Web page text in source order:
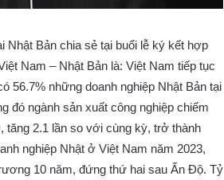
Bản chia sẻ tại buổi lễ ký kết hợp
Nam – Nhật Bản là: Việt Nam tiếp tục
56.7% những doanh nghiệp Nhật Bản tại
đó ngành sản xuất công nghiệp chiếm
tăng 2.1 lần so với cùng kỳ, trở thành
nghiệp Nhật ở Việt Nam năm 2023,
10 năm, đứng thứ hai sau Ấn Độ. Tỷ